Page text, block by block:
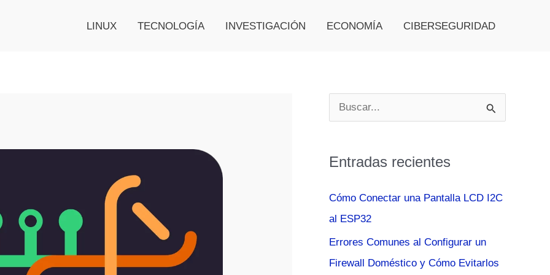
LINUX TECNOLOGÍA INVESTIGACIÓN ECONOMÍA CIBERSEGURIDAD
u
c
o
r
Entradas recientes
Cómo Conectar una Pantalla LCD I2C
al ESP32
Errores Comunes al Configurar un
Firewall Doméstico y Cómo Evitarlos